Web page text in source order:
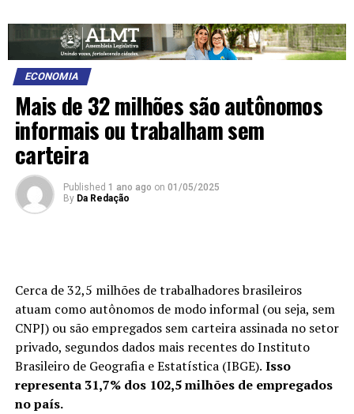
ECONOMIA
Mais de 32 milhões são autônomos
informais ou trabalham sem
carteira
Published 1 ano ago on 01/05/2025
By Da Redação
Cerca de 32,5 milhões de trabalhadores brasileiros
atuam como autônomos de modo informal (ou seja, sem
CNPJ) ou são empregados sem carteira assinada no setor
privado, segundos dados mais recentes do Instituto
Brasileiro de Geografia e Estatística (IBGE). Isso
representa 31,7% dos 102,5 milhões de empregados
no país.